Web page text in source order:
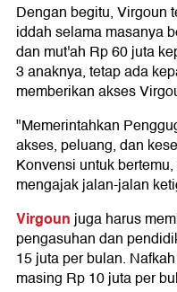
Dengan begitu, Virgoun
iddah selama masanya
dan mut'ah Rp 60 juta
3 anaknya, tetap ada
memberikan akses
"Memerintahkan
akses, peluang, dan
Konvensi untuk
mengajak jalan-jalan
Virgounjuga harus
pengasuhan dan
15 juta per bulan.
masing Rp 10 juta per